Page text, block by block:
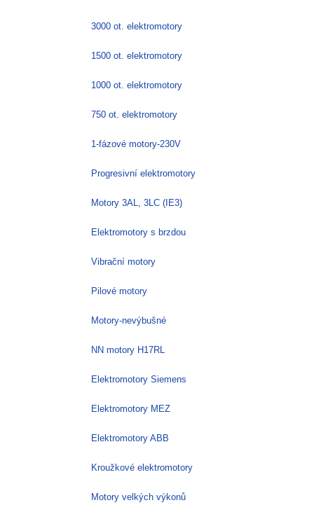
3000 ot. elektromotory
1500 ot. elektromotory
1000 ot. elektromotory
750 ot. elektromotory
1-fázové motory-230V
Progresivní elektromotory
Motory 3AL, 3LC (IE3)
Elektromotory s brzdou
Vibrační motory
Pilové motory
Motory-nevýbušné
NN motory H17RL
Elektromotory Siemens
Elektromotory MEZ
Elektromotory ABB
Kroužkové elektromotory
Motory velkých výkonů